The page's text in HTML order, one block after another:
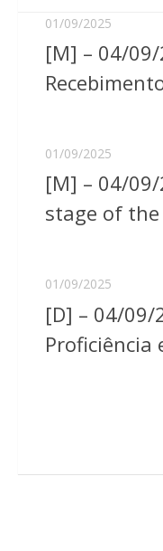
01/09/2025
[M] – 04/09/
01/09/2025
[M] – 04/
stage of
01/09/2025
[D] – 04/09/
Proficiência